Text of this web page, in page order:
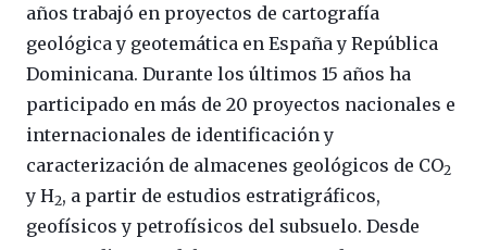
años trabajó en proyectos de cartografía
geológica y geotemática en España y República
Dominicana. Durante los últimos 15 años ha
participado en más de 20 proyectos nacionales e
internacionales de identificación y
caracterización de almacenes geológicos de CO2
y H2, a partir de estudios estratigráficos,
geofísicos y petrofísicos del subsuelo. Desde